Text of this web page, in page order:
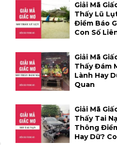
Giải Mã
Thấy Lũ
Điềm Báo
Con Số
Giải Mã
Thấy Đám
Lành Hay
Quan
Giải Mã
Thấy Tai
Thông
Hay Dữ?